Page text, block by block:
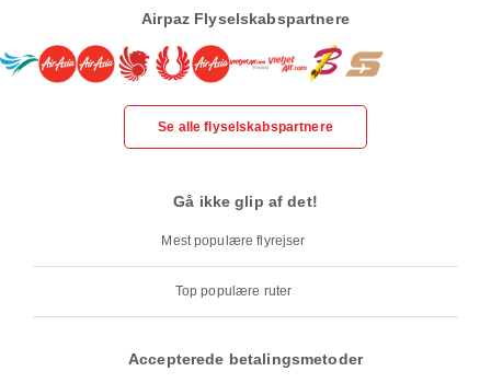
Airpaz Flyselskabspartnere
Se alle flyselskabspartnere
Gå ikke glip af det!
Mest populære flyrejser
Top populære ruter
Accepterede betalingsmetoder